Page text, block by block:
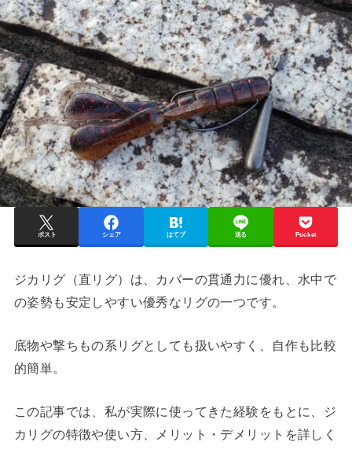
ポスト シェア はてブ 送る Pocket
ジカリグ（直リグ）は、カバーの貫通力に優れ、水中で
の姿勢も安定しやすい優秀なリグの一つです。
底物や撃ちもの系リグとしても扱いやすく、自作も比較
的簡単。
この記事では、私が実際に使ってきた経験をもとに、ジ
カリグの特徴や使い方、メリット・デメリットを詳しく